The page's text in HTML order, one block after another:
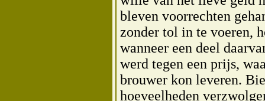
bleven voorrechten
zonder tol in te voeren,
wanneer een deel
werd tegen een prijs,
brouwer kon leveren.
hoeveelheden